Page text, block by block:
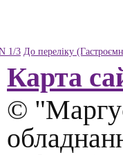
1/3 До переліку
Карта
©